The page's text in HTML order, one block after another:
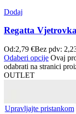
Dodaj
Regatta
Od:2,79 €Bez pdv:
Odaberi opcije Ovaj
odabrati na stranici
OUTLET
Upravljajte pristankom